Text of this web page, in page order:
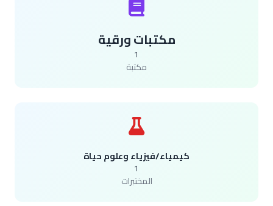
مكتبات ورقية
مكتبة
كيمياء/فيزياء وعلوم حياة
المختبرات